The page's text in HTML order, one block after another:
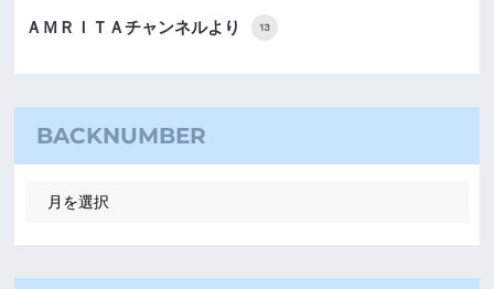
ＡＭＲＩＴＡチャンネルより 13
BACKNUMBER